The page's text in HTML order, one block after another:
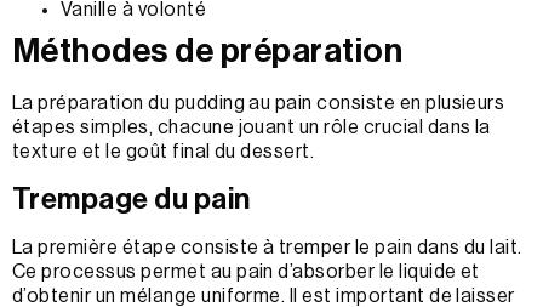
Vanille à volonté
Méthodes de préparation
La préparation du pudding au pain consiste en plusieurs
étapes simples, chacune jouant un rôle crucial dans la
texture et le goût final du dessert.
Trempage du pain
La première étape consiste à tremper le pain dans du lait.
Ce processus permet au pain d’absorber le liquide et
d’obtenir un mélange uniforme. Il est important de laisser